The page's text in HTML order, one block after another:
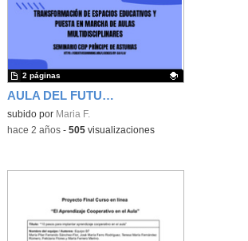
AULA DEL FUTURO. Primeros pasos
Contenido educativo.
subido por Maria F.
2 páginas
-hace 2 años- 505visualizaciones